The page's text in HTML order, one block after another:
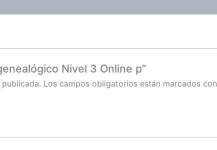
Nivel 3 Online p”
Los campos obligatorios están marcados con